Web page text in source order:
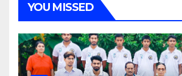
YOU MISSED